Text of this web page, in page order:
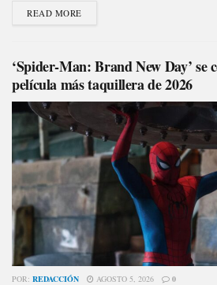
READ MORE
‘Spider-Man: Brand New Day’ se
película más taquillera de 2026
POR: REDACCIÓN AGOSTO 5, 2026 0